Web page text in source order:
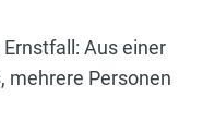
Aus einer
mehrere Personen